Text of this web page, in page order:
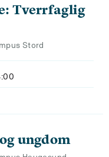
Tverrfaglig
Stord
ungdom